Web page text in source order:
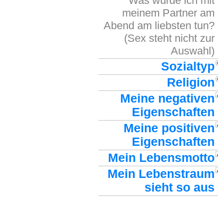
meinem Partner am
Abend am liebsten tun?
(Sex steht nicht zur
Auswahl)
Sozialtyp
Religion
Meine negativen
Eigenschaften
Meine positiven
Eigenschaften
Mein Lebensmotto
Mein Lebenstraum
sieht so aus